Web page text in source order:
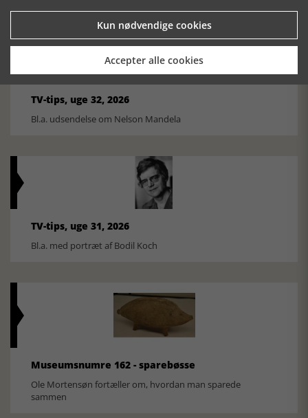
TV-tips, uge 32, 2026
Bl.a. udsendelse om Nelson Mandela
TV-tips, uge 31, 2026
Bl.a. med portræt af Bodil Koch
Museumsnumre 162 - sparebøsse
Ole Mortensøn fortæller om, hvordan man sparede
sammen
Kun nødvendige cookies
Accepter alle cookies